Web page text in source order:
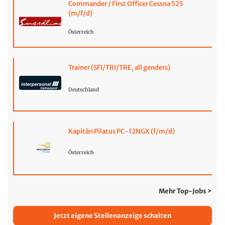
Commander / First Officer Cessna 525
(m/f/d)
Österreich
Trainer (SFI/TRI/TRE, all genders)
Deutschland
Kapitän Pilatus PC-12NGX (f/m/d)
Österreich
Mehr Top-Jobs >
Jetzt eigene Stellenanzeige schalten